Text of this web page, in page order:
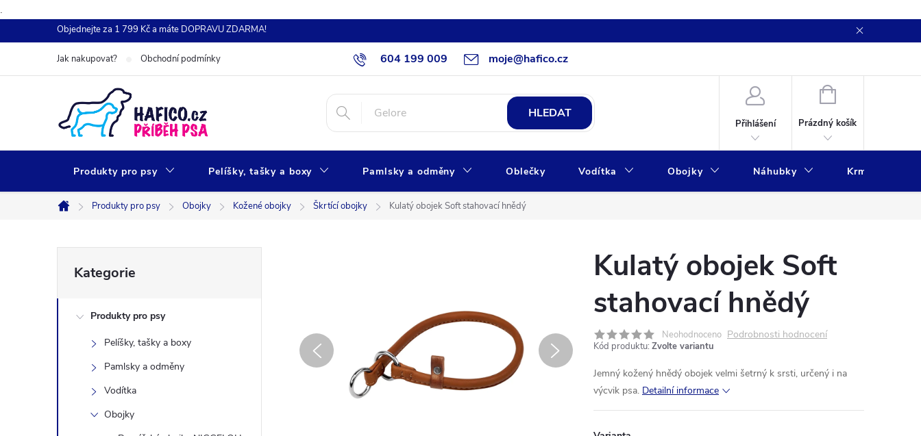
.
na
Objednejte za 1 799 Kč a máte DOPRAVU ZDARMA!
604 199 009 moje@hafico.cz
Jak nakupovat? Obchodní podmínky
HLEDAT
Přihlášení
NÁKUPNÍ
Prázdný košík
Produkty pro psy Pelíšky, tašky a boxy Pamlsky a odměny Oblečky Vodítka Obojky Náhubky Krmivo
Domů
Produkty pro psy Obojky Kožené obojky Škrtící obojky Kulatý obojek Soft stahovací hnědý
o
kategorie
Kategorie
Produkty pro psy
Pelíšky, tašky a boxy
Pamlsky a odměny
Vodítka
Obojky
Kulatý obojek Soft
stahovací hnědý
Neohodnoceno Podrobnosti hodnocení
Kód produktu: Zvolte variantu
Jemný kožený hnědý obojek velmi šetrný k srsti, určený i na
výcvik psa. Detailní informace